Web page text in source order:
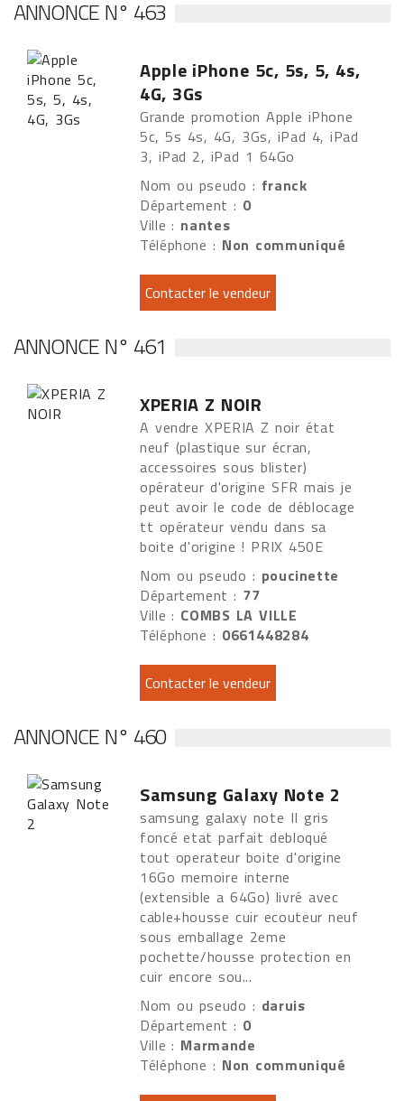
ANNONCE N° 463
Apple iPhone 5c, 5s, 5, 4s,
4G, 3Gs
Grande promotion Apple iPhone
5c, 5s 4s, 4G, 3Gs, iPad 4, iPad
3, iPad 2, iPad 1 64Go
Nom ou pseudo : franck
Département : 0
Ville : nantes
Téléphone : Non communiqué
ANNONCE N° 461
XPERIA Z NOIR
A vendre XPERIA Z noir état
neuf (plastique sur écran,
accessoires sous blister)
opérateur d'origine SFR mais je
peut avoir le code de déblocage
tt opérateur vendu dans sa
boite d'origine ! PRIX 450E
Nom ou pseudo : poucinette
Département : 77
Ville : COMBS LA VILLE
Téléphone : 0661448284
ANNONCE N° 460
Samsung Galaxy Note 2
samsung galaxy note II gris
foncé etat parfait debloqué
tout operateur boite d'origine
16Go memoire interne
(extensible a 64Go) livré avec
cable+housse cuir ecouteur neuf
sous emballage 2eme
pochette/housse protection en
cuir encore sou...
Nom ou pseudo : daruis
Département : 0
Ville : Marmande
Téléphone : Non communiqué